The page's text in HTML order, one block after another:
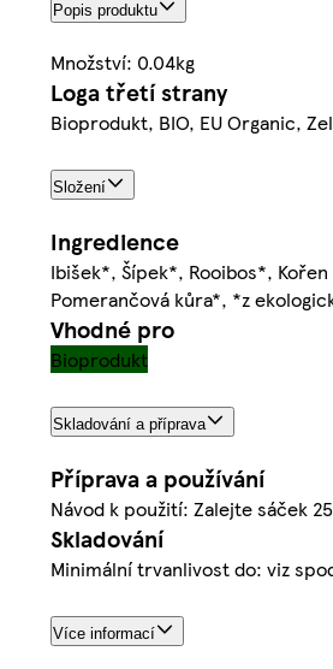
Popis produktu
Množství: 0.04kg
Loga třetí strany
Bioprodukt, BIO, EU Organic,
Složení
Ingredience
Ibišek*, Šípek*, Rooibos*,
Pomerančová kůra*, *z
Vhodné pro
Bioprodukt
Skladování a příprava
Příprava a používání
Návod k použití: Zalejte sáček
Skladování
Minimální trvanlivost do: viz
Více informací